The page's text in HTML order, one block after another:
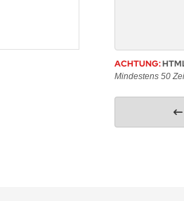
ACHTUNG:
Mindestens 50